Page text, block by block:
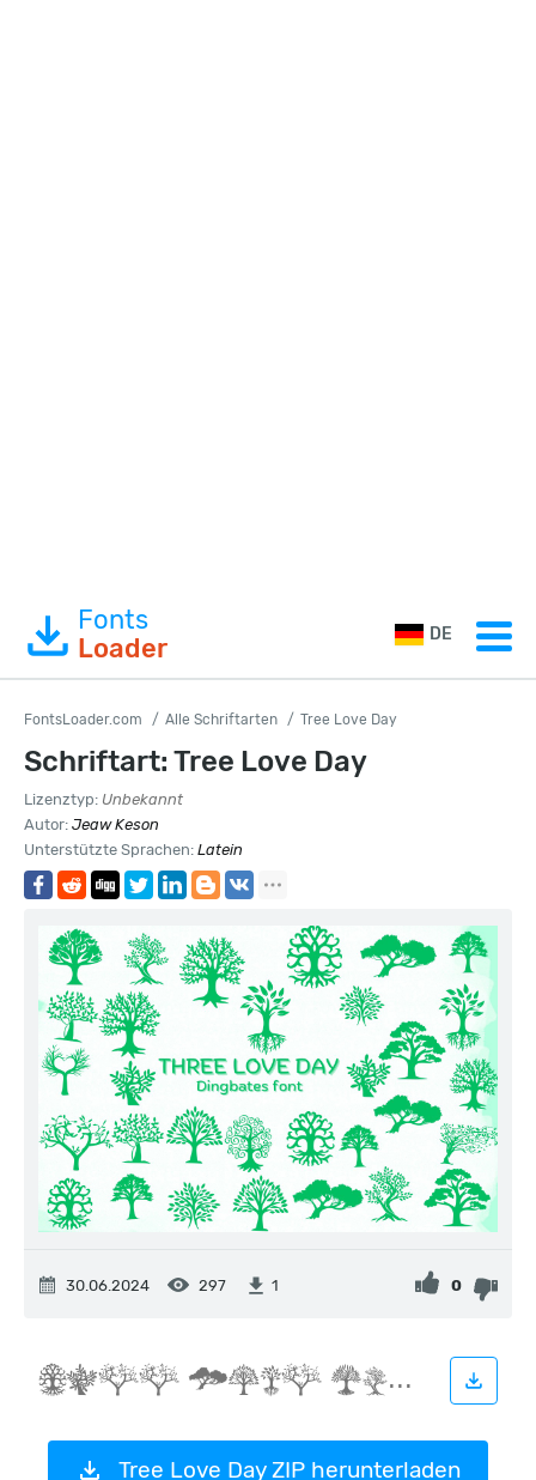
Fonts
Loader
DE
FontsLoader.com Alle Schriftarten Tree Love Day
Schriftart: Tree Love Day
Lizenztyp: Unbekannt
Autor: Jeaw Keson
Unterstützte Sprachen: Latein
30.06.2024 297 1 0
Tree Love Day ZIP herunterladen